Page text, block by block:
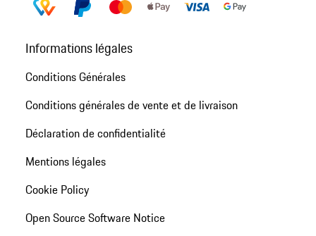
Informations légales
Conditions Générales
Conditions générales de vente et de livraison
Déclaration de confidentialité
Mentions légales
Cookie Policy
Open Source Software Notice